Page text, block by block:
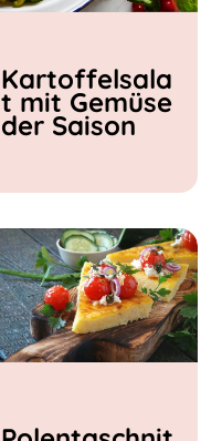
Kartoffelsala
t mit Gemüse
der Saison